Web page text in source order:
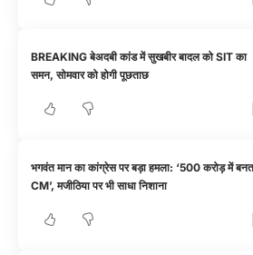
BREAKING बेअदबी कांड में सुखबीर बादल को SIT का
समन, सोमवार को होगी पूछताछ
भगवंत मान का कांग्रेस पर बड़ा हमला: ‘500 करोड़ में
CM’, मजीठिया पर भी साधा निशाना